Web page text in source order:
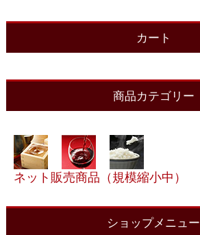
カート
商品カテゴリー
ネット販売商品（規模縮小中）
ショップメニュー